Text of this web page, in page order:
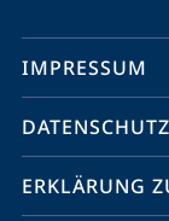
Social
Media
Kontakte
IMPRESSUM
DATENSCHUTZ
ERKLÄRUNG